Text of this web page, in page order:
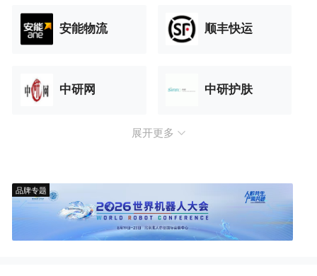
安能物流 顺丰快运
中研网 中研护肤
展开更多
品牌专题